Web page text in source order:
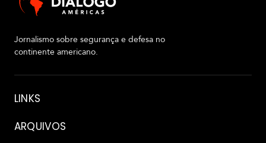
Jornalismo sobre segurança e defesa no
continente americano.
Sobre
LINKS
ARQUIVOS